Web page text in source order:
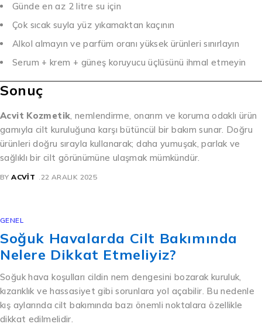
Günde en az 2 litre su için
Çok sıcak suyla yüz yıkamaktan kaçının
Alkol almayın ve parfüm oranı yüksek ürünleri sınırlayın
Serum + krem + güneş koruyucu üçlüsünü ihmal etmeyin
Sonuç
Acvit Kozmetik, nemlendirme, onarım ve koruma odaklı ürün
gamıyla cilt kuruluğuna karşı bütüncül bir bakım sunar. Doğru
ürünleri doğru sırayla kullanarak; daha yumuşak, parlak ve
sağlıklı bir cilt görünümüne ulaşmak mümkündür.
BY ACVIT 22 ARALIK 2025
GENEL
Soğuk Havalarda Cilt Bakımında
Nelere Dikkat Etmeliyiz?
Soğuk hava koşulları cildin nem dengesini bozarak kuruluk,
kızarıklık ve hassasiyet gibi sorunlara yol açabilir. Bu nedenle
kış aylarında cilt bakımında bazı önemli noktalara özellikle
dikkat edilmelidir.